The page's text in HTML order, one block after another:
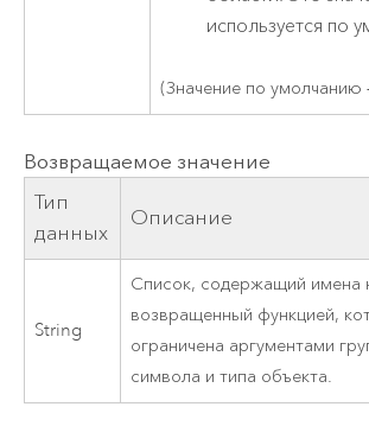
используется по
(Значение по умолчанию
Возвращаемое значение
Тип
данных
Описание
String
Список, содержащий имена
возвращенный функцией,
ограничена аргументами
символа и типа объекта.